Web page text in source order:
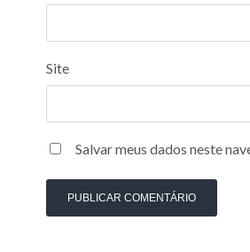
Site
Salvar meus dados neste